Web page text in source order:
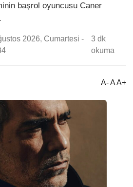
başrol oyuncusu Caner
2026, Cumartesi -
3 dk
okuma
A- A A+